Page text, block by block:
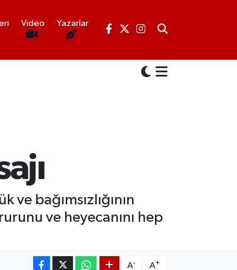
Video Yazarlar
bağımsızlığının
ve heyecanını hep
A- A+